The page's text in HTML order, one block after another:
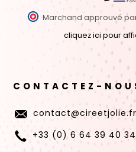
Marchand approuvé
cliquez ici pour
CONTACTEZ-
contact@cireetjolie.fr
+33 (0) 6 64 39 40 34